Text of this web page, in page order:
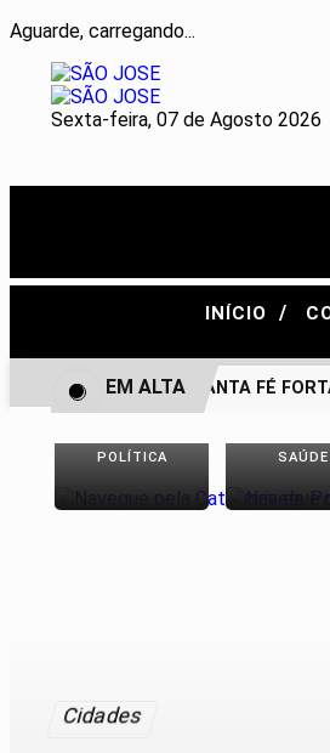
Aguarde, carregando...
Sexta-feira, 07 de Agosto 2026
INÍCIO /
BONITO DE SANTA FÉ
EM ALTA
POLÍTICA SAÚDE
Cidades